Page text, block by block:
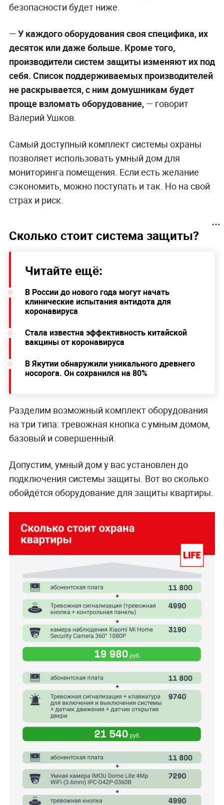
безопасности будет ниже.
— У каждого оборудования своя специфика, их
десяток или даже больше. Кроме того,
производители систем защиты изменяют их под
себя. Список поддерживаемых производителей
не раскрывается, с ним домушникам будет
проще взломать оборудование, — говорит
Валерий Ушков.
Самый доступный комплект системы охраны
позволяет использовать умный дом для
мониторинга помещения. Если есть желание
сэкономить, можно поступать и так. Но на свой
страх и риск.
Сколько стоит система защиты?
Читайте ещё:
В России до нового года могут начать
клинические испытания антидота для
коронавируса
Стала известна эффективность китайской
вакцины от коронавируса
В Якутии обнаружили уникального древнего
носорога. Он сохранился на 80%
Разделим возможный комплект оборудования
на три типа: тревожная кнопка с умным домом,
базовый и совершенный.
Допустим, умный дом у вас установлен до
подключения системы защиты. Вот во сколько
обойдётся оборудование для защиты квартиры.